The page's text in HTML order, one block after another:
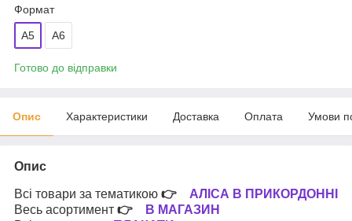
Формат
A5 А6
Готово до відправки
Опис Характеристики Доставка Оплата Умови
Опис
Всі товари за тематикою 👉 АЛІСА В ПРИКОРДОННІ
Весь асортимент 👉
В МАГАЗИН